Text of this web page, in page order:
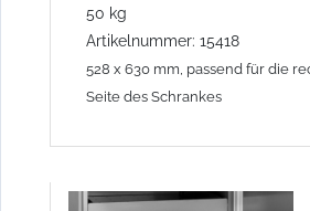
50 kg
Artikelnummer: 15418
528 x 630 mm, passend für die
Seite des Schrankes